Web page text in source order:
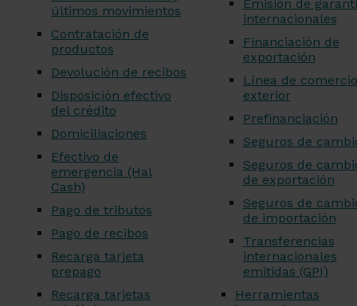
últimos movimientos
Contratación de
productos
Devolución de recibos
Disposición efectivo
del crédito
Domiciliaciones
Efectivo de
emergencia (Hal
Cash)
Pago de tributos
Pago de recibos
Recarga tarjeta
prepago
Recarga tarjetas
Emisión de
internacionales
Financiación de
exportación
Línea de comercio
exterior
Prefinanciación
Seguros de
Seguros de
de exportación
Seguros de
de importación
Transferencias
internacionales
emitidas (GPI)
Herramientas